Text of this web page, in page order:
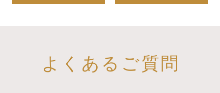
よくあるご質問